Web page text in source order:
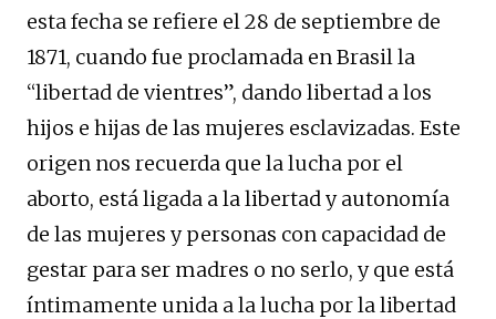
esta fecha se refiere el 28 de septiembre de
1871, cuando fue proclamada en Brasil la
“libertad de vientres”, dando libertad a los
hijos e hijas de las mujeres esclavizadas. Este
origen nos recuerda que la lucha por el
aborto, está ligada a la libertad y autonomía
de las mujeres y personas con capacidad de
gestar para ser madres o no serlo, y que está
íntimamente unida a la lucha por la libertad